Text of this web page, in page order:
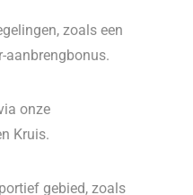
zoals een
aanbrengbonus.
onze
Kruis.
gebied, zoals